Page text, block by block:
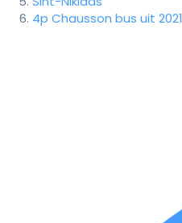
4p Chausson bus uit 2021